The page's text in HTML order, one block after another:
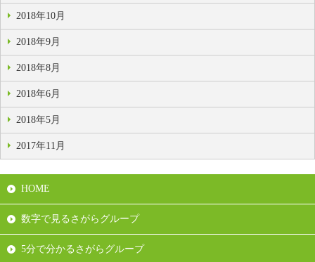
2018年10月
2018年9月
2018年8月
2018年6月
2018年5月
2017年11月
HOME
数字で見るさがらグループ
5分で分かるさがらグループ